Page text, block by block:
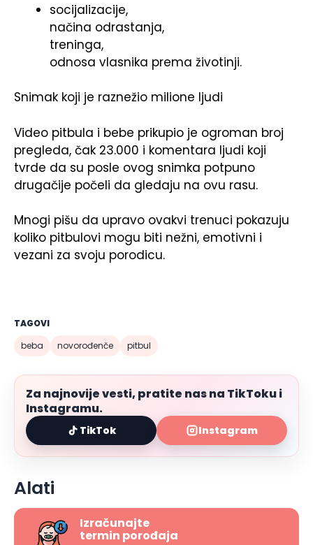
socijalizacije,
načina odrastanja,
treninga,
odnosa vlasnika prema životinji.
Snimak koji je raznežio milione ljudi
Video pitbula i bebe prikupio je ogroman broj
pregleda, čak 23.000 i komentara ljudi koji
tvrde da su posle ovog snimka potpuno
drugačije počeli da gledaju na ovu rasu.
Mnogi pišu da upravo ovakvi trenuci pokazuju
koliko pitbulovi mogu biti nežni, emotivni i
vezani za svoju porodicu.
TAGOVI
beba
novorođenče pitbul
Za najnovije vesti, pratite nas na TikToku i
Instagramu.
TikTok Instagram
Alati
Izračunajte
termin porođaja